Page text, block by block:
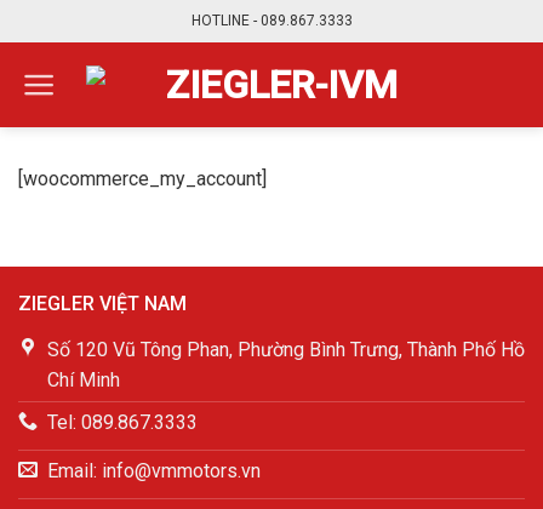
to
content
HOTLINE - 089.867.3333
[woocommerce_my_account]
ZIEGLER VIỆT NAM
Số 120 Vũ Tông Phan, Phường Bình Trưng, Thành Phố Hồ
Chí Minh
Tel: 089.867.3333
Email: info@vmmotors.vn